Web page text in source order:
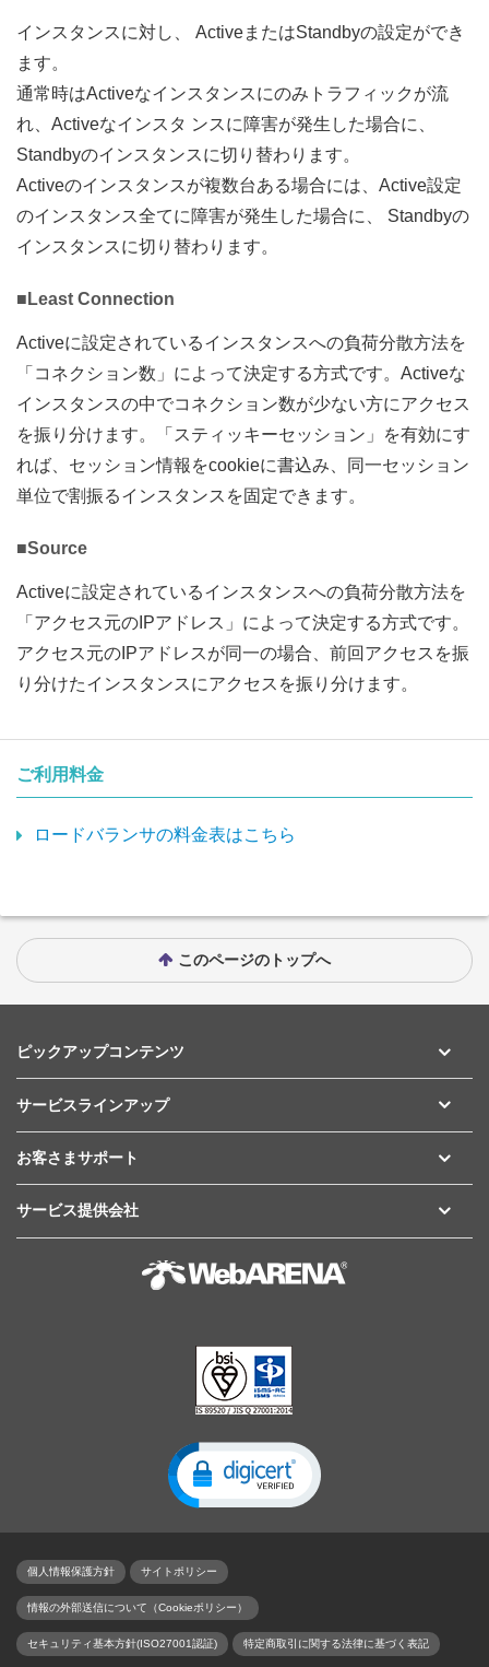
インスタンスに対し、 ActiveまたはStandbyの設定ができ
ます。
通常時はActiveなインスタンスにのみトラフィックが流
れ、Activeなインスタ ンスに障害が発生した場合に、
Standbyのインスタンスに切り替わります。
Activeのインスタンスが複数台ある場合には、Active設定
のインスタンス全てに障害が発生した場合に、 Standbyの
インスタンスに切り替わります。
■Least Connection
Activeに設定されているインスタンスへの負荷分散方法を
「コネクション数」によって決定する方式です。Activeな
インスタンスの中でコネクション数が少ない方にアクセス
を振り分けます。「スティッキーセッション」を有効にす
れば、セッション情報をcookieに書込み、同一セッション
単位で割振るインスタンスを固定できます。
■Source
Activeに設定されているインスタンスへの負荷分散方法を
「アクセス元のIPアドレス」によって決定する方式です。
アクセス元のIPアドレスが同一の場合、前回アクセスを振
り分けたインスタンスにアクセスを振り分けます。
ご利用料金
ロードバランサの料金表はこちら
このページのトップへ
ピックアップコンテンツ
サービスラインアップ
お客さまサポート
サービス提供会社
個人情報保護方針 サイトポリシー
情報の外部送信について（Cookieポリシー）
セキュリティ基本方針(ISO27001認証) 特定商取引に関する法律に基づく表記